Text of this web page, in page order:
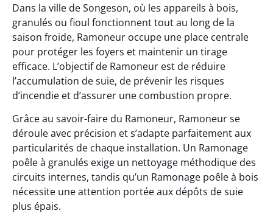
Dans la ville de Songeson, où les appareils à bois,
granulés ou fioul fonctionnent tout au long de la
saison froide, Ramoneur occupe une place centrale
pour protéger les foyers et maintenir un tirage
efficace. L’objectif de Ramoneur est de réduire
l’accumulation de suie, de prévenir les risques
d’incendie et d’assurer une combustion propre.
Grâce au savoir-faire du Ramoneur, Ramoneur se
déroule avec précision et s’adapte parfaitement aux
particularités de chaque installation. Un Ramonage
poêle à granulés exige un nettoyage méthodique des
circuits internes, tandis qu’un Ramonage poêle à bois
nécessite une attention portée aux dépôts de suie
plus épais.